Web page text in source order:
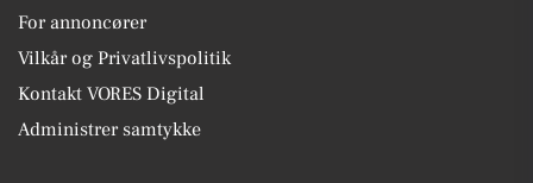
For annoncører
Vilkår og Privatlivspolitik
Kontakt VORES Digital
Administrer samtykke